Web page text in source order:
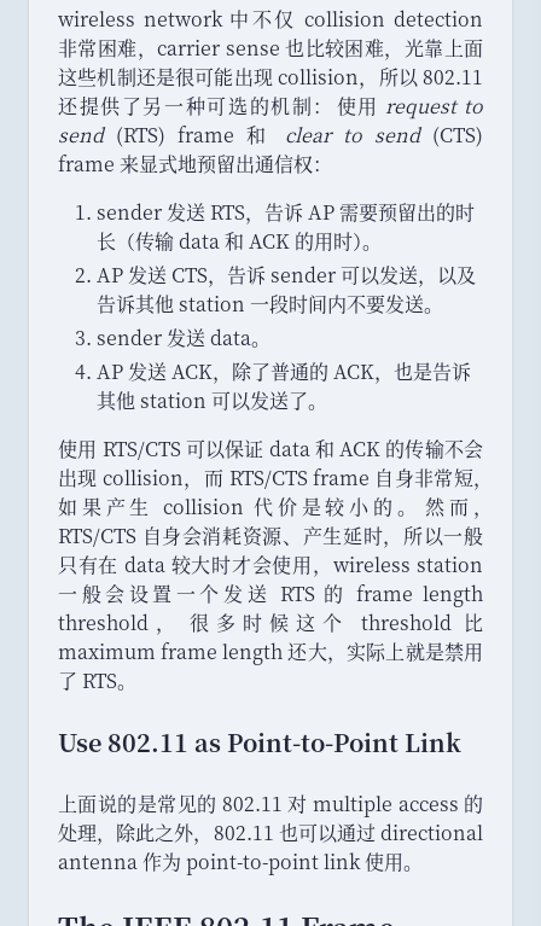
wireless network 中不仅 collision detection
非常困难， carrier sense 也比较困难， 光靠上面
这些机制还是很可能出现 collision，
所以 802.11
还提供了另一种可选的机制： 使用 request to
send(RTS) frame 和 clear to send(CTS)
frame 来显式地预留出通信权：
sender 发送 RTS， 告诉 AP 需要预留出的时
长 （传输 data 和 ACK 的用时）。
AP 发送 CTS， 告诉 sender 可以发送，
以及
告诉其他 station 一段时间内不要发送。
sender 发送 data。
AP 发送 ACK， 除了普通的 ACK， 也是告诉
其他 station 可以发送了。
使用 RTS/CTS 可以保证 data 和 ACK 的传输不会
出现 collision， 而 RTS/CTS frame 自身非常短，
如果产生 collision 代价是较小的 。 然而 ，
RTS/CTS 自身会消耗资源、 产生延时，
所以一般
只有在 data 较大时才会使用， wireless station
一般会设置一个发送 RTS 的 frame length
threshold ，
很多时候这个 threshold 比
maximum frame length 还大， 实际上就是禁用
了 RTS。
Use 802.11 as Point-to-Point Link
上面说的是常见的 802.11 对 multiple access 的
处理， 除此之外， 802.11 也可以通过 directional
antenna 作为 point-to-point link 使用。